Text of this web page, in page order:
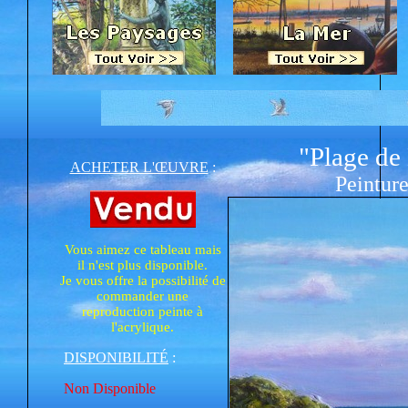
ACHETER L'ŒUVRE:
Vous aimez ce tableau mais
il n'est plus disponible.
Je vous offre la possibilité de
commander une
reproduction peinte à
l'acrylique.
DISPONIBILITÉ :
Non Disponible
"Plage